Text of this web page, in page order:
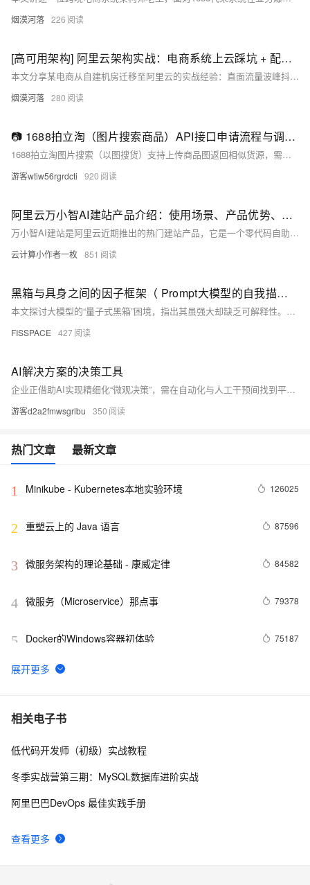
烟漠河落 226
[高可用架构] 阿里云架构实战：电商系统上云踩坑 + 配置详解
本文分享某电商从自建机房迁移至阿里云的实战经验：直面流量波峰抖动痛点，通过解耦计算（ECS g7）、存储（RDS MySQL 8.0）、缓存（Redis集群）、静态资源（OSS）构建高可用架构；深度调优内核、PHP-FPM、数据库与网络参数，QPS提升近2倍，成本降低35%，实现两周零中断迁移。（239字）
烟漠河落 280
📷 1688拍立淘（图片搜索商品）API接口申请流程与调用Demo（附Python源码）
1688拍立淘图片搜索（以图搜货）支持上传商品图返回相似货源，需先申请白名单权限（自用型应用+人工审核），调用时须Base64编码图片并参与MD5签名。本文详解申请流程、参数规范、Python调用Demo及常见避坑指南，助力高效选品。（239字）
游客wtiw56rgrdcti 920
阿里云万小智AI建站产品介绍：使用场景、产品优势、收费价格参考
万小智AI建站是阿里云近期推出的热门建站产品，它是一个零代码自助建站平台，可以帮助您轻松、高效地创建和发布响应式网站。本文为大家介绍万小智AI建站的使用场景、产品优势、收费价格情况，以供参考。
云计算小作者一枚 851
黑箱与具身之间的因子框架（ Prompt大模型的自我描述 系列五）
本文探讨大模型的“量子式黑箱”困境，指出其虽强大却缺乏可解释性。作者提出“因子框架”，以结构性推理替代概率坍缩，实现因果可控；并重新定义多模态，从“模态互通”走向“因子统一”。最终指向具身智能的真正起点：让AI在逻辑中融合感知，走出语言，迈向真实世界。
FISSPACE 427
AI解决方案的决策工具
企业正借助AI实现精细化“微观决策”，需在自动化与人工干预间找到平衡。本文提出HITL、HITLFE、HOTL、HOOTL四种管理模型，指导如何设计人机协同机制，确保决策高效、可控，并随业务动态演进。
游客d2a2fmwsgrlbu 350
热门文章 最新文章
1 Minikube - Kubernetes本地实验环境 126025
2 重塑云上的 Java 语言 87596
3 微服务架构的理论基础 - 康威定律 84582
4 微服务（Microservice）那点事 79378
5 Docker的Windows容器初体验 75187
6 3分钟，了解阿里云热门开发者工具 Cloud Toolkit
7 Docker学习路线图 (持续更新中)
8 利用Zipkin对Spring Cloud应用进行服务追踪分析
CI
相关电子书
查看更多
低代码开发师（初级）实战教程
冬季实战营第三期：MySQL数据库进阶实战
阿里巴巴DevOps 最佳实践手册